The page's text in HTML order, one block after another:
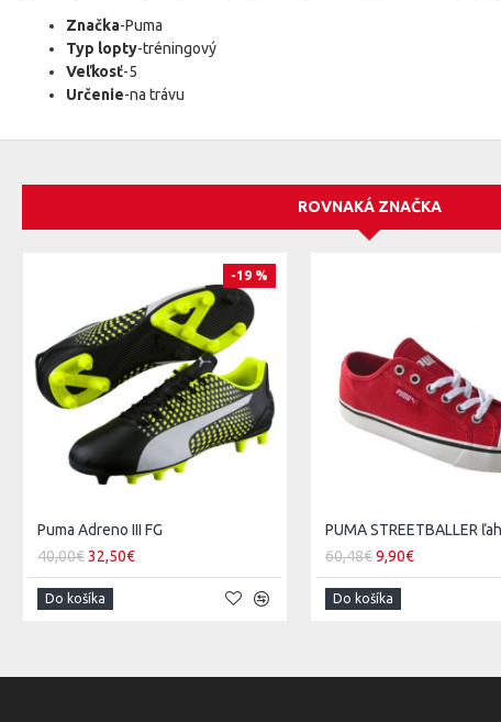
Značka-Puma
Typ lopty-tréningový
Veľkosť-5
Určenie-na trávu
ROVNAKÁ ZNAČKA
-19 %
Puma Adreno III FG
40,00€32,50€
Do košíka
60,48€ 9,90€
Do košíka